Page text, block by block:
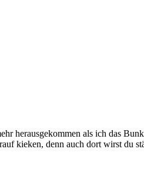
herausgekommen als ich das
kieken, denn auch dort wirst du